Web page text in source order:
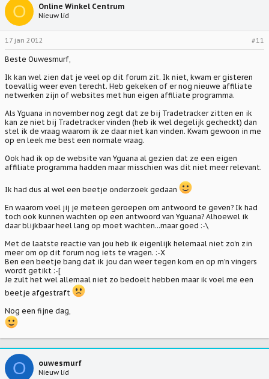
O Online Winkel Centrum
Nieuw lid
17 jan 2012 #11
Beste Ouwesmurf,
Ik kan wel zien dat je veel op dit forum zit. Ik niet, kwam er gisteren
toevallig weer even terecht. Heb gekeken of er nog nieuwe affiliate
netwerken zijn of websites met hun eigen affiliate programma.
Als Yguana in november nog zegt dat ze bij Tradetracker zitten en ik
kan ze niet bij Tradetracker vinden (heb ik wel degelijk gecheckt) dan
stel ik de vraag waarom ik ze daar niet kan vinden. Kwam gewoon in me
op en leek me best een normale vraag.
Ook had ik op de website van Yguana al gezien dat ze een eigen
affiliate programma hadden maar misschien was dit niet meer relevant.
Ik had dus al wel een beetje onderzoek gedaan
En waarom voel jij je meteen geroepen om antwoord te geven? Ik had
toch ook kunnen wachten op een antwoord van Yguana? Alhoewel ik
daar blijkbaar heel lang op moet wachten...maar goed :-\
Met de laatste reactie van jou heb ik eigenlijk helemaal niet zo'n zin
meer om op dit forum nog iets te vragen. :-X
Ben een beetje bang dat ik jou dan weer tegen kom en op m'n vingers
wordt getikt :-[
Je zult het wel allemaal niet zo bedoelt hebben maar ik voel me een
beetje afgestraft
Nog een fijne dag,
O ouwesmurf
Nieuw lid